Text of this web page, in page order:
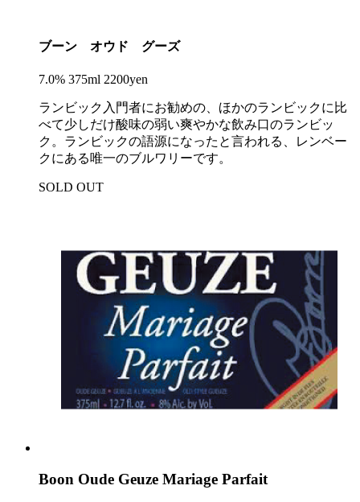
ブーン オウド グーズ
7.0% 375ml 2200yen
ランビック入門者にお勧めの、ほかのランビックに比
べて少しだけ酸味の弱い爽やかな飲み口のランビッ
ク。ランビックの語源になったと言われる、レンベー
クにある唯一のブルワリーです。
SOLD OUT
Boon Oude Geuze Mariage Parfait